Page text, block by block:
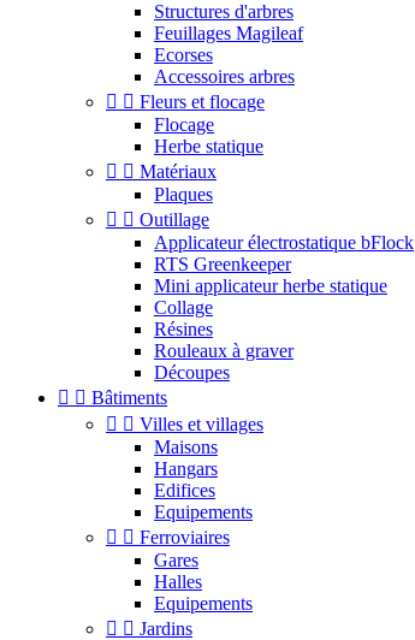
Structures d'arbres
Feuillages Magileaf
Ecorses
Accessoires arbres
  Fleurs et flocage
Flocage
Herbe statique
  Matériaux
Plaques
  Outillage
Applicateur électrostatique bFlock
RTS Greenkeeper
Mini applicateur herbe statique
Collage
Résines
Rouleaux à graver
Découpes
  Bâtiments
  Villes et villages
Maisons
Hangars
Edifices
Equipements
  Ferroviaires
Gares
Halles
Equipements
  Jardins